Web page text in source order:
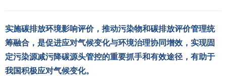
实施碳排放环境影响评价，推动污染物和碳排放评价管理统
筹融合，是促进应对气候变化与环境治理协同增效，实现固
定污染源减污降碳源头管控的重要抓手和有效途径，有助于
我国积极应对气候变化。